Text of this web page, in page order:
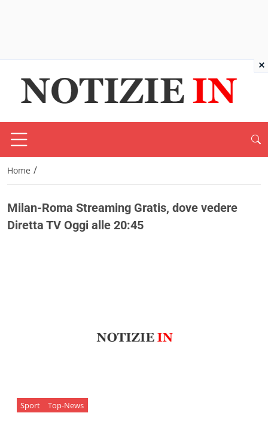
Home /
Milan-Roma Streaming Gratis, dove vedere
Diretta TV Oggi alle 20:45
Sport Top-News
×